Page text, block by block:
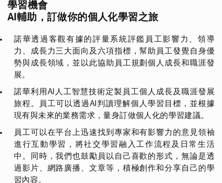
學習機會
AI 輔助，訂做你的個人化學習之旅
諾華透過客觀有據的評量系統評鑑員工影響力、領導
力、成長力三大面向及六項指標，幫助員工發覺自身優
勢與成長領域，並以此協助員工規劃個人成長和職涯發
展。
諾華利用 AI 人工智慧技術定製員工個人成長及職涯發展
旅程。員工可以透過AI 判讀理解個人學習目標，並根據
現有與未來的業務需求，量身訂做個人化的學習建議。
員工可以在平台上迅速找到專家和有影響力的意見領袖
進行互動學習，將社交學習融入工作流程及日常生活
中。同時，我們也鼓勵員以自己喜歡的形式，無論是透
過影片、網路廣播、文章等，積極創作和分享自己的學
習內容。